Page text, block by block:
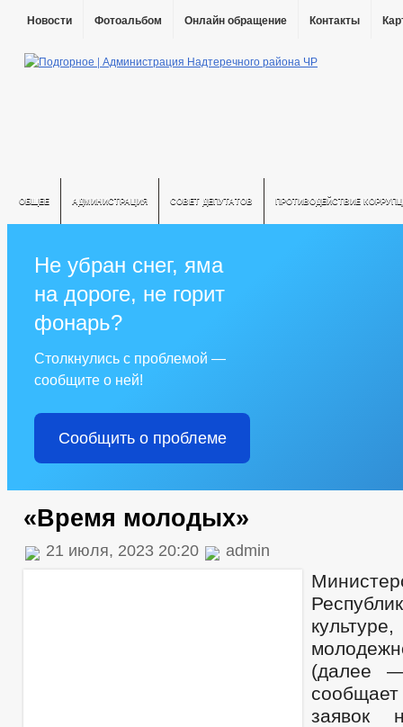
Новости Фотоальбом Онлайн обращение Контакты
ОБЩЕЕ АДМИНИСТРАЦИЯ СОВЕТ ДЕПУТАТОВ ПРОТИВОДЕЙСТВИЕ
Не убран снег, яма
на дороге, не горит
фонарь?
Столкнулись с проблемой —
сообщите о ней!
Сообщить о проблеме
«Время молодых»
21 июля, 2023 20:20 admin
(далее —
заявок